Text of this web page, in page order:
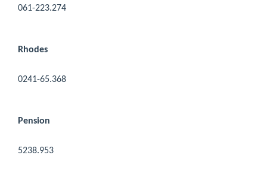
061-223.274
Rhodes
0241-65.368
Pension
5238.953